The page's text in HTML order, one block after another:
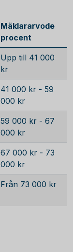
Mäklararvode
procent
Upp till 41 000
kr
41 000 kr - 59
000 kr
59 000 kr - 67
000 kr
67 000 kr - 73
000 kr
Från 73 000 kr